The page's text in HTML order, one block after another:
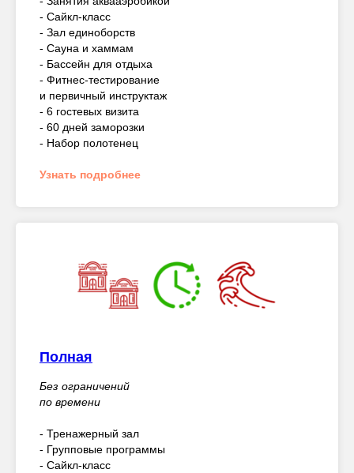
- Сайкл-класс
- Зал единоборств
- Сауна и хаммам
- Бассейн для отдыха
- Фитнес-тестирование
и первичный инструктаж
- 6 гостевых визита
- 60 дней заморозки
- Набор полотенец
Узнать подробнее
Полная
Без ограничений
по времени
- Тренажерный зал
- Групповые программы
- Сайкл-класс